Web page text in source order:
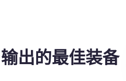
出的最佳装备